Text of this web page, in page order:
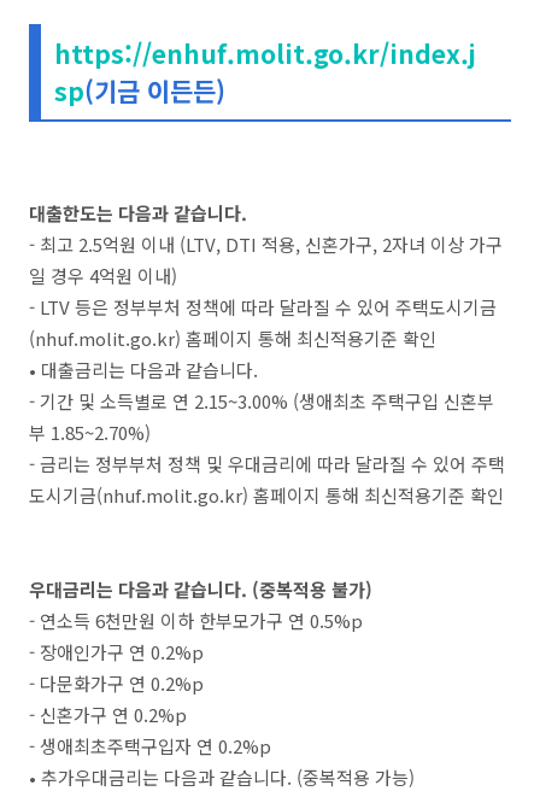
https://enhuf.molit.go.kr/index.j
sp(기금 이든든)
대출한도는 다음과 같습니다.
- 최고 2.5억원 이내 (LTV, DTI 적용, 신혼가구, 2자녀 이상 가구
일 경우 4억원 이내)
- LTV 등은 정부부처 정책에 따라 달라질 수 있어 주택도시기금
(nhuf.molit.go.kr) 홈페이지 통해 최신적용기준 확인
• 대출금리는 다음과 같습니다.
- 기간 및 소득별로 연 2.15~3.00% (생애최초 주택구입 신혼부
부 1.85~2.70%)
- 금리는 정부부처 정책 및 우대금리에 따라 달라질 수 있어 주택
도시기금(nhuf.molit.go.kr) 홈페이지 통해 최신적용기준 확인
우대금리는 다음과 같습니다. (중복적용 불가)
- 연소득 6천만원 이하 한부모가구 연 0.5%p
- 장애인가구 연 0.2%p
- 다문화가구 연 0.2%p
- 신혼가구 연 0.2%p
- 생애최초주택구입자 연 0.2%p
• 추가우대금리는 다음과 같습니다. (중복적용 가능)